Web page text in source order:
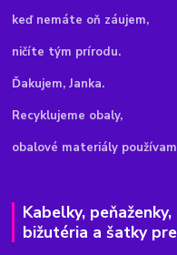
keď nemáte oň záujem,
ničíte tým prírodu.
Ďakujem, Janka.
Recyklujeme obaly,
obalové materiály
Kabelky,
bižutéria a šatky